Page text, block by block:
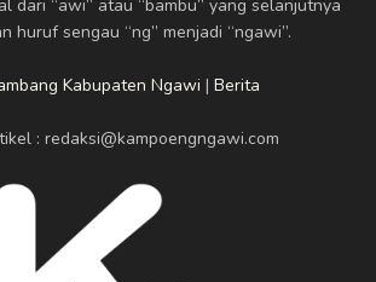
dari “awi” atau “bambu” yang selanjutnya
huruf sengau “ng” menjadi “ngawi”.
Kabupaten Ngawi | Berita
: redaksi@kampoengngawi.com